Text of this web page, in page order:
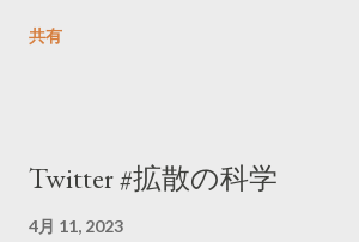
共有
Twitter #拡散の科学
4月 11, 2023